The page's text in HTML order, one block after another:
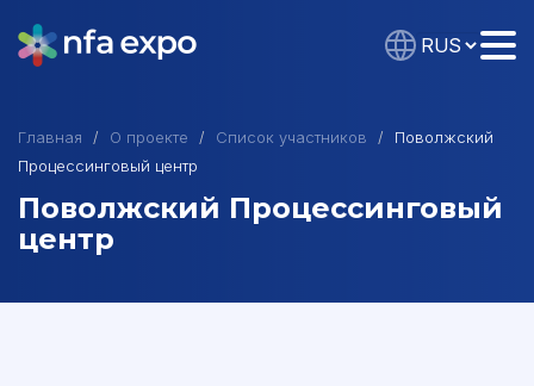
Главная О проекте Список участников
Поволжский
Процессинговый центр
Поволжский Процессинговый
центр